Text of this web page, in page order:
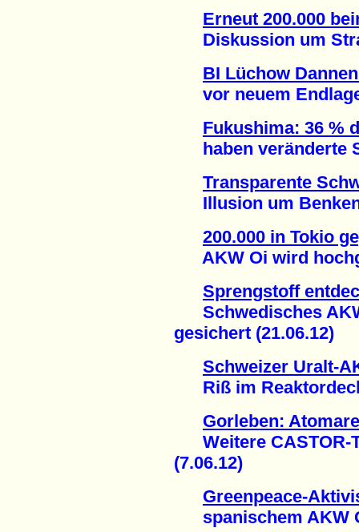
Erneut 200.000
Diskussion um
BI Lüchow
vor neuem
Fukushima: 36 %
haben veränderte
Transparente
Illusion um Benken
200.000 in Tokio
AKW Oi wird
Sprengstoff
Schwedisches
gesichert (21.06.12)
Schweizer Uralt-
Riß im
Gorleben:
Weitere CASTOR-
(7.06.12)
Greenpeace-
spanischem AKW